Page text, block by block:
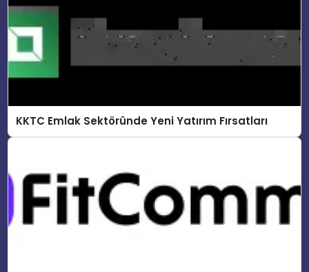
KKTC Emlak Sektöründe Yeni Yatırım Fırsatları